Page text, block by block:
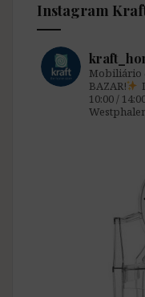
Instagram
Mobiliário
BAZAR!
10:00 /